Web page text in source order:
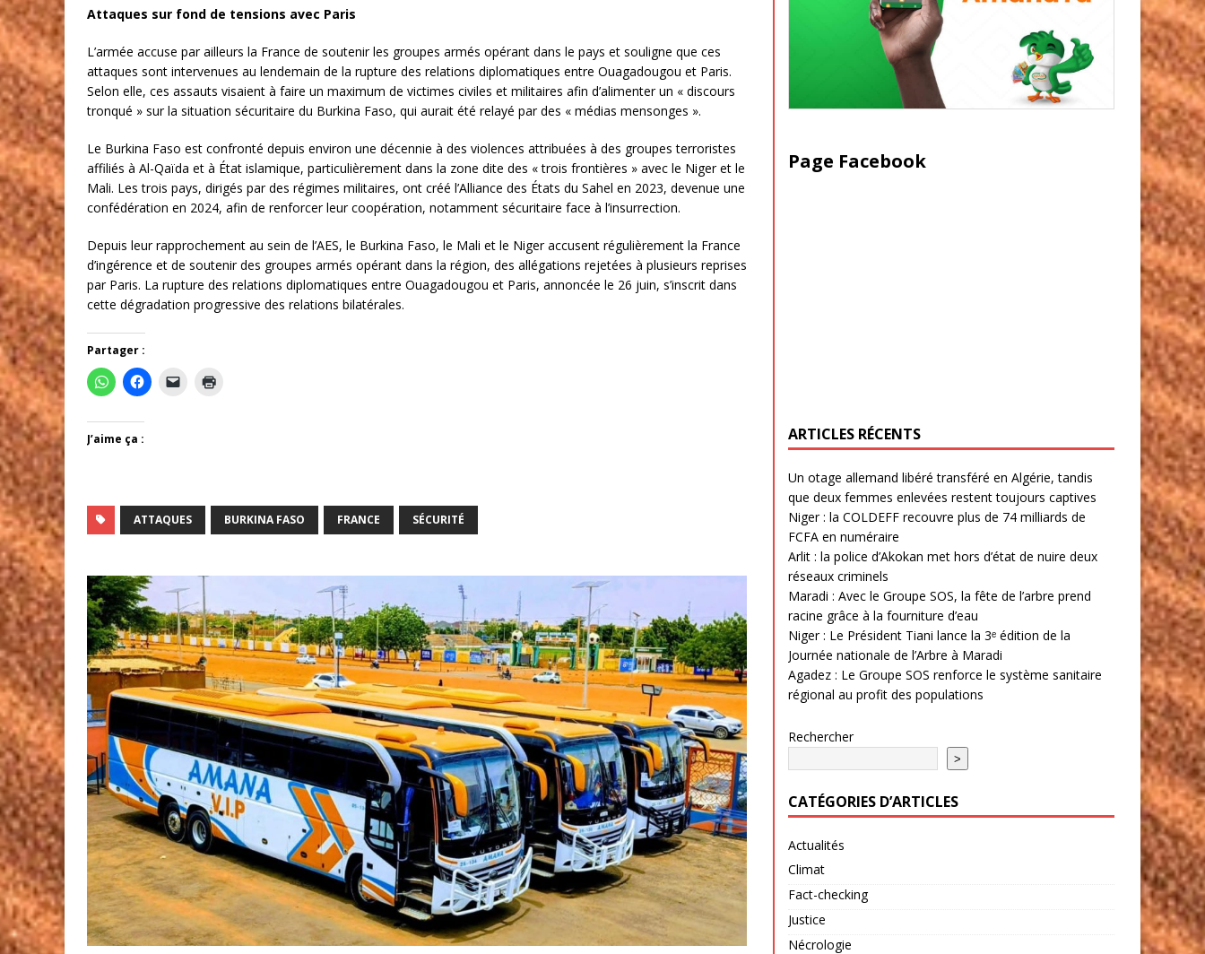
Attaques sur fond de tensions avec Paris
L’armée accuse par ailleurs la France de soutenir les groupes armés opérant dans le pays et souligne que ces
attaques sont intervenues au lendemain de la rupture des relations diplomatiques entre Ouagadougou et Paris.
Selon elle, ces assauts visaient à faire un maximum de victimes civiles et militaires afin d’alimenter un « discours
tronqué » sur la situation sécuritaire du Burkina Faso, qui aurait été relayé par des « médias mensonges ».
Le Burkina Faso est confronté depuis environ une décennie à des violences attribuées à des groupes terroristes
affiliés à Al-Qaïda et à État islamique, particulièrement dans la zone dite des « trois frontières » avec le Niger et le
Mali. Les trois pays, dirigés par des régimes militaires, ont créé l’Alliance des États du Sahel en 2023, devenue une
confédération en 2024, afin de renforcer leur coopération, notamment sécuritaire face à l’insurrection.
Depuis leur rapprochement au sein de l’AES, le Burkina Faso, le Mali et le Niger accusent régulièrement la France
d’ingérence et de soutenir des groupes armés opérant dans la région, des allégations rejetées à plusieurs reprises
par Paris. La rupture des relations diplomatiques entre Ouagadougou et Paris, annoncée le 26 juin, s’inscrit dans
cette dégradation progressive des relations bilatérales.
Partager :
J’aime ça :
ATTAQUES BURKINA FASO FRANCE SÉCURITÉ
Page Facebook
ARTICLES RÉCENTS
Un otage allemand libéré transféré en Algérie, tandis
que deux femmes enlevées restent toujours captives
Niger : la COLDEFF recouvre plus de 74 milliards de
FCFA en numéraire
Arlit : la police d’Akokan met hors d’état de nuire deux
réseaux criminels
Maradi : Avec le Groupe SOS, la fête de l’arbre prend
racine grâce à la fourniture d’eau
Niger : Le Président Tiani lance la 3ᵉ édition de la
Journée nationale de l’Arbre à Maradi
Agadez : Le Groupe SOS renforce le système sanitaire
régional au profit des populations
Rechercher
>
CATÉGORIES D’ARTICLES
Actualités
Climat
Fact-checking
Justice
Nécrologie